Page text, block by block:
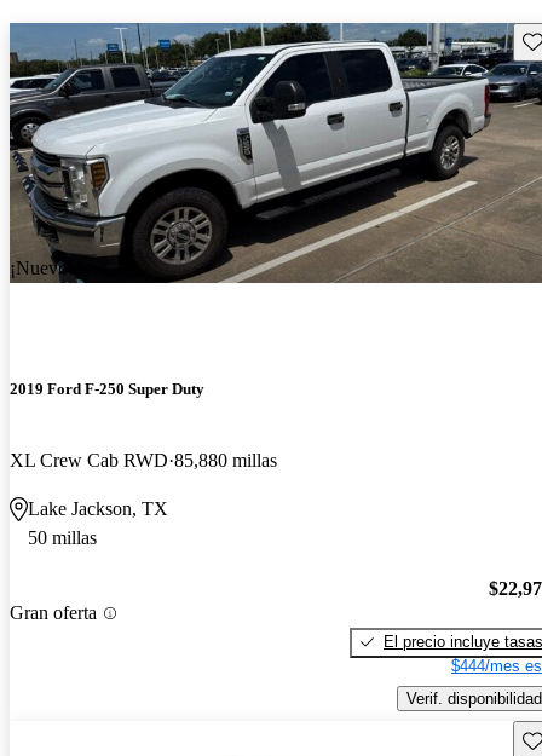
¡Nuevo!
2019 Ford F-250 Super Duty
XL Crew Cab RWD 85,880 millas
Lake Jackson, TX
50 millas
Gran oferta
El precio incluye tasas
$444/mes
Verif. disponibilidad